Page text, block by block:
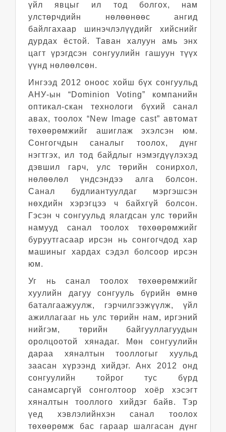
үйл явцыг ил тод болгох, нам
улстөрчдийн нөлөөнөөс ангид
байлгахаар шинэчлэлүүдийг хийснийг
дурдах ёстой. Таван халуун амь энх
цагт үрэгдсэн сонгуулийн гашуун түүх
үүнд нөлөөлсөн.
Ингээд 2012 оноос хойш бүх сонгуульд
АНУ-ын “Dominion Voting” компанийн
оптикал-скан технологи бүхий санал
авах, тоолох “New Image cast” автомат
төхөөрөмжийг ашиглаж эхэлсэн юм.
Сонгогчдын саналыг тоолох, дүнг
нэгтгэх, ил тод байдлыг нэмэгдүүлэхэд
дэвшил гарч, улс төрийн сонирхол,
нөлөөлөл үндсэндээ алга болсон.
Санал будлиантуулдаг мэргэшсэн
нөхдийн хэрэгцээ ч байхгүй болсон.
Гэсэн ч сонгуульд ялагдсан улс төрийн
намууд санал тоолох төхөөрөмжийг
буруутгасаар ирсэн нь сонгогчдод хар
машиныг хардах сэдэл болсоор ирсэн
юм.
Уг нь санал тоолох төхөөрөмжийг
хуулийн дагуу сонгууль бүрийн өмнө
баталгаажуулж, гэрчилгээжүүлж, үйл
ажиллагааг нь улс төрийн нам, иргэний
нийгэм, төрийн байгууллагуудын
оролцоотой хянадаг. Мөн сонгуулийн
дараа хяналтын тооллогыг хуульд
заасан хүрээнд хийдэг. Анх 2012 онд
сонгуулийн тойрог тус бүрд
санамсаргүй сонголтоор хоёр хэсэгт
хяналтын тооллого хийдэг байв. Тэр
үед хэвлэлийнхэн санал тоолох
төхөөрөмж бас гараар шалгасан дүнг